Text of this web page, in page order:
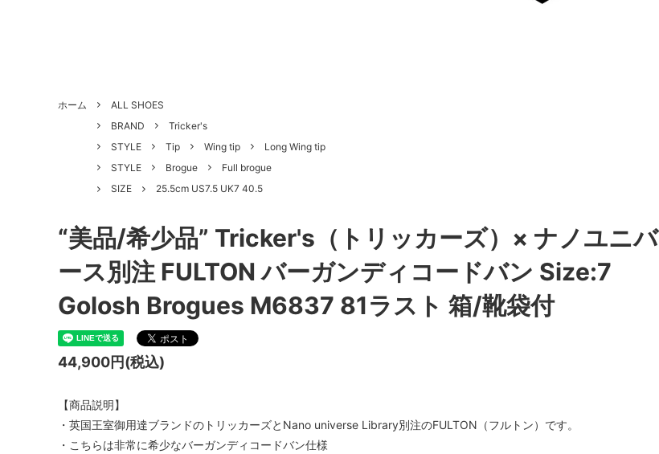
HANDLED PRODUCTS
NEW ARRIVAL
Style Category - スタイルカテゴリー Product Status List - 商品状態一覧
ホーム
ALL SHOES
BRAND
Tricker's
STYLE
Tip Wing tip
Long Wing tip
STYLE
Brogue
Full brogue
SIZE
25.5cm US7.5 UK7 40.5
“美品/希少品” Tricker's（トリッカーズ）× ナノユニバ
ース別注 FULTON バーガンディコードバン Size:7
Golosh Brogues M6837 81ラスト 箱/靴袋付
44,900円(税込)
【商品説明】
・英国王室御用達ブランドのトリッカーズとNano universe Library別注のFULTON（フルトン）です。
・こちらは非常に希少なバーガンディコードバン仕様